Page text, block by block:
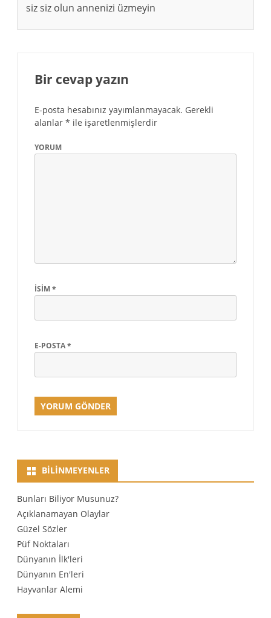
siz siz olun annenizi üzmeyin
Bir cevap yazın
E-posta hesabınız yayımlanmayacak. Gerekli
alanlar * ile işaretlenmişlerdir
YORUM
İSIM*
E-POSTA*
BILINMEYENLER
Bunları Biliyor Musunuz?
Açıklanamayan Olaylar
Güzel Sözler
Püf Noktaları
Dünyanın İlk'leri
Dünyanın En'leri
Hayvanlar Alemi